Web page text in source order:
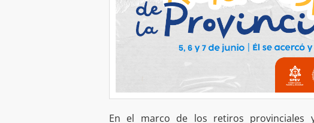
En el marco de los retiros provinciales